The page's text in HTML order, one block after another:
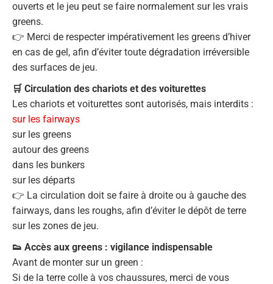
ouverts et le jeu peut se faire normalement sur les vrais
greens.
👉 Merci de respecter impérativement les greens d’hiver
en cas de gel, afin d’éviter toute dégradation irréversible
des surfaces de jeu.
🛒 Circulation des chariots et des voiturettes
Les chariots et voiturettes sont autorisés, mais interdits :
sur les fairways
sur les greens
autour des greens
dans les bunkers
sur les départs
👉 La circulation doit se faire à droite ou à gauche des
fairways, dans les roughs, afin d’éviter le dépôt de terre
sur les zones de jeu.
👟 Accès aux greens : vigilance indispensable
Avant de monter sur un green :
Si de la terre colle à vos chaussures, merci de vous